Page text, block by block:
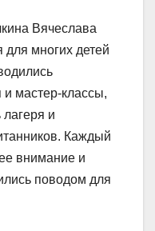
Вячеслава
многих детей
и мастер-классы,
и
Каждый
внимание и
поводом для